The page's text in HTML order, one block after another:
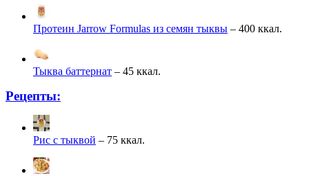
Протеин Jarrow Formulas из семян тыквы – 400 ккал.
Тыква баттернат – 45 ккал.
Рецепты:
Рис с тыквой – 75 ккал.